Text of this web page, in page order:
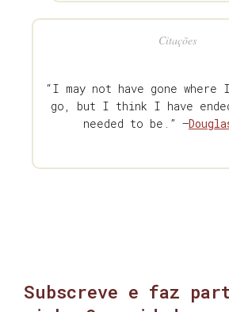
Citações
“I may not have gone
go, but I think I have
needed to be.” —
Subscreve e faz